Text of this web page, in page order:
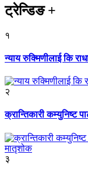
ट्रेन्डिङ+
१
न्याय रुक्मिणीलाई कि
२
क्रान्तिकारी कम्युनिष्ट
३